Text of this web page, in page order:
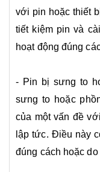
với pin hoặc thiết
tiết kiệm pin và
hoạt động đúng
- Pin bị sưng to
sưng to hoặc
của một vấn đề
lập tức. Điều này
đúng cách hoặc